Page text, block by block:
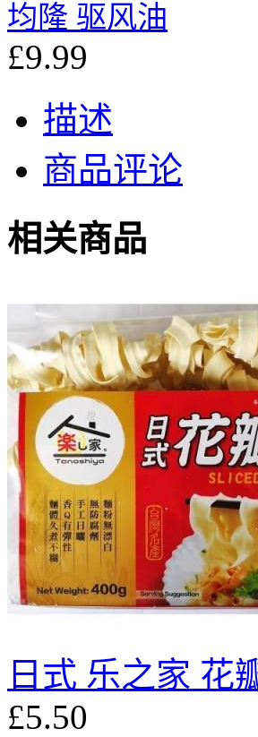
均隆 驱风油
£9.99
描述
商品评论
相关商品
日式 乐之家 花
£5.50